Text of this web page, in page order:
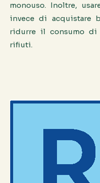
monouso. Inoltre,
invece di acquistare
ridurre il consumo
rifiuti.